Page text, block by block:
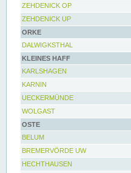
ZEHDENICK OP
ZEHDENICK UP
ORKE
DALWIGKSTHAL
KLEINES HAFF
KARLSHAGEN
KARNIN
UECKERMÜNDE
WOLGAST
OSTE
BELUM
BREMERVÖRDE UW
HECHTHAUSEN